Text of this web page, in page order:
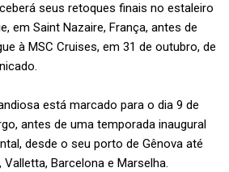
seus retoques finais no estaleiro
em Saint Nazaire, França, antes de
à MSC Cruises, em 31 de outubro, de
está marcado para o dia 9 de
antes de uma temporada inaugural
desde o seu porto de Gênova até
Barcelona e Marselha.